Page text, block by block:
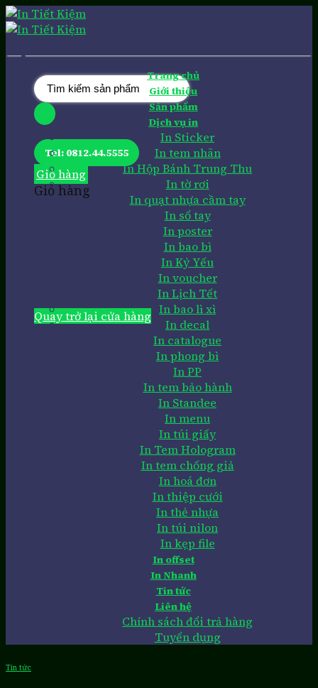
Skip
to
Tìm
kiếm:
Tel: 0812.44.5555
Giỏ hàng
Giỏ hàng
Chưa có sản phẩm trong giỏ hàng.
Quay trở lại cửa hàng
Trang chủ
Giới thiệu
Sản phẩm
Dịch vụ in
In Sticker
In tem nhãn
In Hộp Bánh Trung Thu
In tờ rơi
In quạt nhựa cầm tay
In sổ tay
In poster
In bao bì
In Kỷ Yếu
In voucher
In Lịch Tết
In bao lì xì
In decal
In catalogue
In phong bì
In PP
In tem bảo hành
In Standee
In menu
In túi giấy
In Tem Hologram
In tem chống giả
In hoá đơn
In thiệp cưới
In thẻ nhựa
In túi nilon
In kẹp file
In offset
In Nhanh
Tin tức
Liên hệ
Chính sách đổi trả hàng
Tuyển dụng
Tin tức